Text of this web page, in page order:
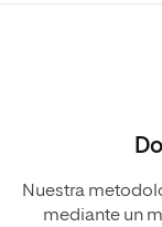
Nuestra
mediante un